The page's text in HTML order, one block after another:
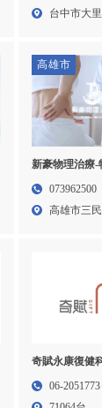
台中市大
高雄市
新豪物理治療-
所,震波治療,高
073962500
高雄市三
奇賦永康復健
健科,疼痛治療,
06-2051773